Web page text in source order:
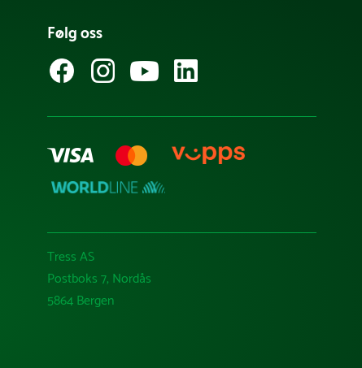
Følg oss
Tress AS
Postboks 7, Nordås
5864 Bergen